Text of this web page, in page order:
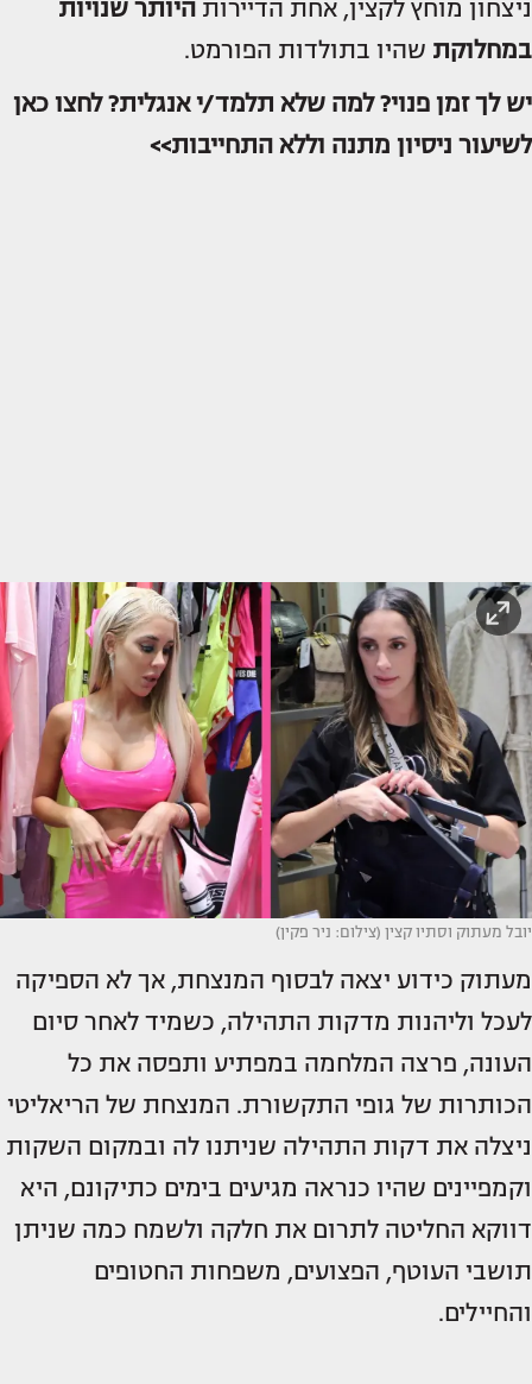
ניצחון מוחץ לקצין, אחת הדיירות היותר שנויות
במחלוקת שהיו בתולדות הפורמט.
יש לך זמן פנוי? למה שלא תלמד/י אנגלית? לחצו כאן
לשיעור ניסיון מתנה וללא התחייבות>>
יובל מעתוק וסתיו קצין (צילום: ניר פקין)
מעתוק כידוע יצאה לבסוף המנצחת, אך לא הספיקה
לעכל וליהנות מדקות התהילה, כשמיד לאחר סיום
העונה, פרצה המלחמה במפתיע ותפסה את כל
הכותרות של גופי התקשורת. המנצחת של הריאליטי
ניצלה את דקות התהילה שניתנו לה ובמקום השקות
וקמפיינים שהיו כנראה מגיעים בימים כתיקונם, היא
דווקא החליטה לתרום את חלקה ולשמח כמה שניתן
תושבי העוטף, הפצועים, משפחות החטופים
והחיילים.